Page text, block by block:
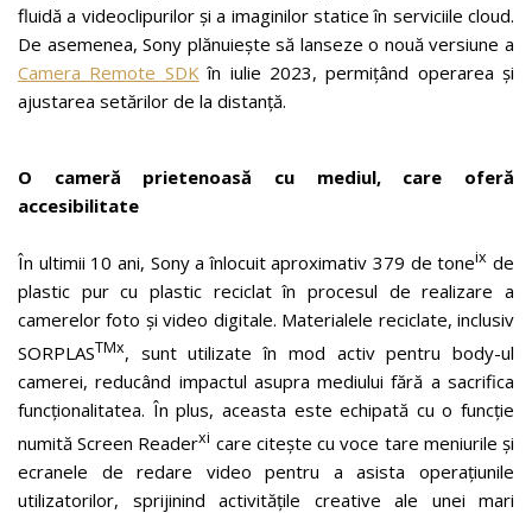
fluidă a videoclipurilor și a imaginilor statice în serviciile cloud.
De asemenea, Sony plănuiește să lanseze o nouă versiune a
Camera Remote SDK în iulie 2023, permițând operarea și
ajustarea setărilor de la distanță.
O cameră prietenoasă cu mediul, care oferă
accesibilitate
În ultimii 10 ani, Sony a înlocuit aproximativ 379 de toneix de
plastic pur cu plastic reciclat în procesul de realizare a
camerelor foto și video digitale. Materialele reciclate, inclusiv
SORPLASTMx, sunt utilizate în mod activ pentru body-ul
camerei, reducând impactul asupra mediului fără a sacrifica
funcționalitatea. În plus, aceasta este echipată cu o funcție
numită Screen Readerxi care citește cu voce tare meniurile și
ecranele de redare video pentru a asista operațiunile
utilizatorilor, sprijinind activitățile creative ale unei mari